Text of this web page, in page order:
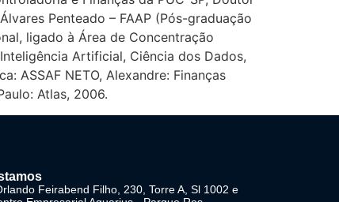
Penteado – FAAP (Pós-graduação
ligado à Área de Concentração
Artificial, Ciência dos Dados,
ASSAF NETO, Alexandre: Finanças
Atlas, 2006.
Feirabend Filho, 230, Torre A, Sl 1002 e